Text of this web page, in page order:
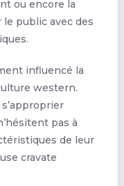
ou encore la
public avec des
influencé la
western.
pas à
de leur
cravate